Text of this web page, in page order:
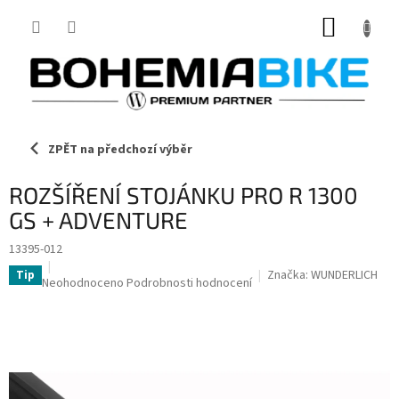
ZPĚT na předchozí výběr
ROZŠÍŘENÍ STOJÁNKU PRO R 1300
GS + ADVENTURE
13395-012
Tip Průměrné
5
Neohodnoceno Podrobnosti hodnocení Značka: WUNDERLICH